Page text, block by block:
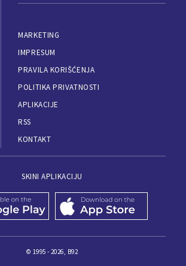
MARKETING
IMPRESUM
PRAVILA KORIŠĆENJA
POLITIKA PRIVATNOSTI
APLIKACIJE
RSS
KONTAKT
SKINI APLIKACIJU
© 1995 - 2026, B92